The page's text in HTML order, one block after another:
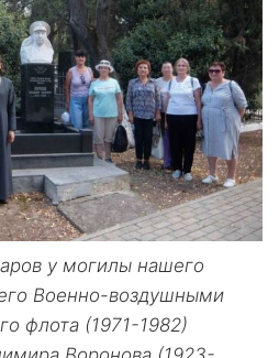
у могилы нашего
Военно-воздушными
флота (1971-1982)